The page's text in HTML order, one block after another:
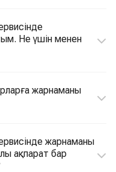
Не үшін менен
жарнаманы
жарнаманы
ақпарат бар